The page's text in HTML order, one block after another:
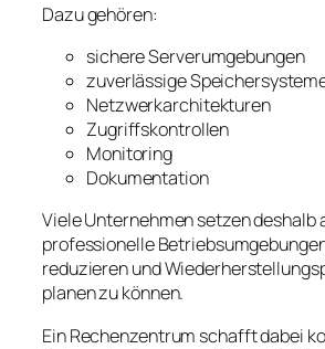
Dazu gehören:
sichere Serverumgebungen
zuverlässige
Netzwerkarchitekturen
Zugriffskontrollen
Monitoring
Dokumentation
Viele Unternehmen setzen deshalb
professionelle
reduzieren und
planen zu können.
Ein Rechenzentrum schafft dabei